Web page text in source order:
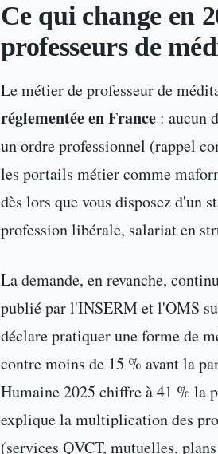
Ce qui change en
professeurs de
Le métier de professeur de
réglementée en France: aucun
un ordre professionnel (rappel
les portails métier comme
dès lors que vous disposez d'un
profession libérale, salariat en
La demande, en revanche,
publié par l'INSERM et l'OMS
déclare pratiquer une forme de
contre moins de 15 % avant la
Humaine 2025 chiffre à 41 % la
explique la multiplication des
(services QVCT, mutuelles,